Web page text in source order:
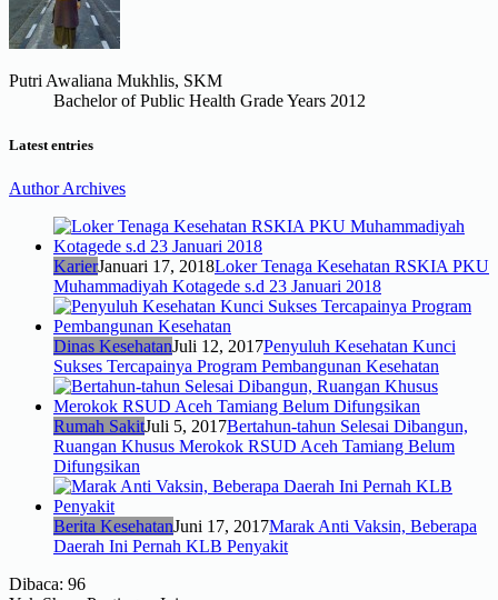
Putri Awaliana Mukhlis, SKM
Bachelor of Public Health Grade Years 2012
Latest entries
Author Archives
KarierJanuari 17, 2018Loker Tenaga Kesehatan RSKIA PKU
Muhammadiyah Kotagede s.d 23 Januari 2018
Dinas KesehatanJuli 12, 2017Penyuluh Kesehatan Kunci
Sukses Tercapainya Program Pembangunan Kesehatan
Rumah SakitJuli 5, 2017Bertahun-tahun Selesai Dibangun,
Ruangan Khusus Merokok RSUD Aceh Tamiang Belum
Difungsikan
Berita KesehatanJuni 17, 2017Marak Anti Vaksin, Beberapa
Daerah Ini Pernah KLB Penyakit
Dibaca: 96